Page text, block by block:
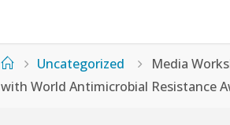
HomeUncategorized
Media
with World Antimicrobial Resistance